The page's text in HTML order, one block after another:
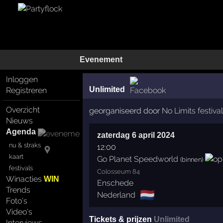
Evenement
Inloggen
Registreren
Overzicht
Nieuws
Agenda
nu & straks
kaart
festivals
WinactiesWIN
Trends
Foto's
Video's
Unlimited
georganiseerd door No Limits
zaterdag 6 april 2024
12:00
Go Planet Speedworld (binnen)
Colosseum 84
Enschede
Nederland 🇳🇱
Tickets & prijzen Unlimited